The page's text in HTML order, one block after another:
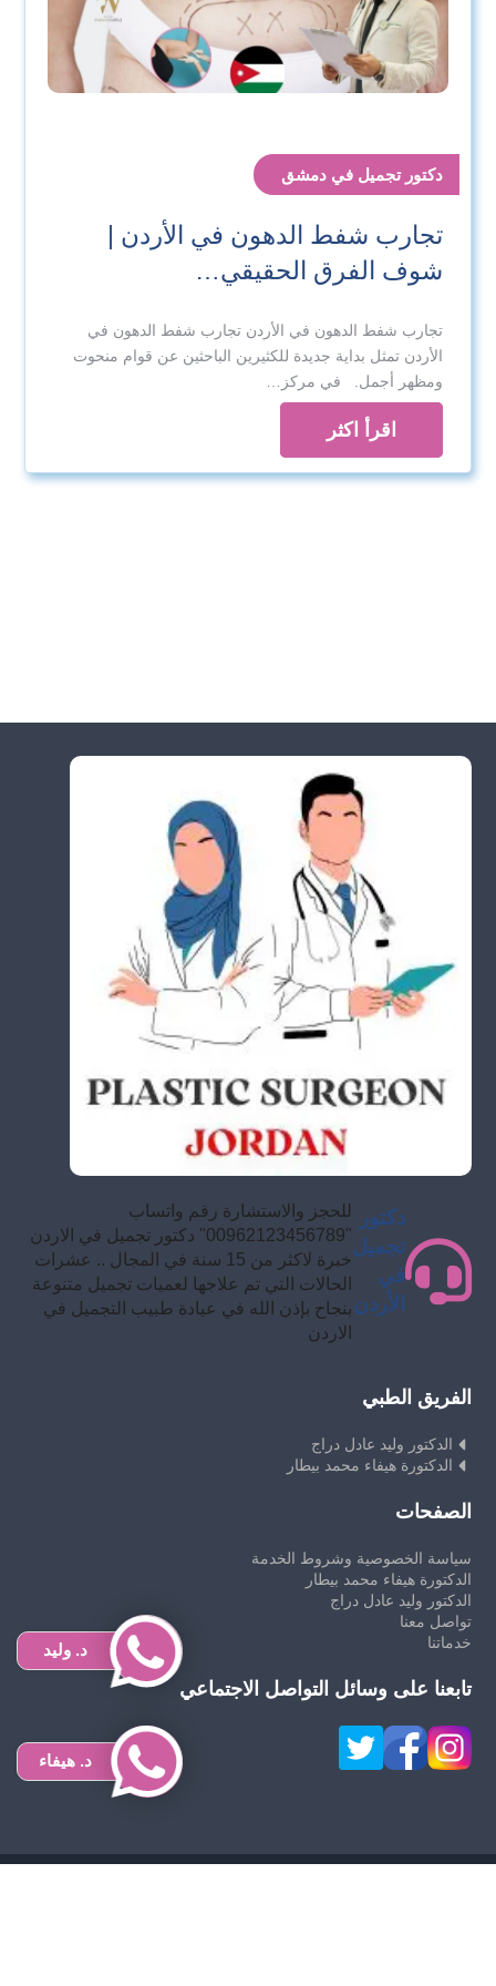
دكتور تجميل في دمشق
تجارب شفط الدهون في الأردن |
شوف الفرق الحقيقي…
تجارب شفط الدهون في الأردن تجارب شفط الدهون في
الأردن تمثل بداية جديدة للكثيرين الباحثين عن قوام منحوت
ومظهر أجمل. في مركز…
اقرأ اكثر
دكتور
تجميل
في
الأردن
للحجز والاستشارة رقم واتساب
"00962123456789" دكتور تجميل في الاردن
خبرة لاكثر من 15 سنة في المجال .. عشرات
الحالات التي تم علاجها لعميات تجميل متنوعة
بنجاح بإذن الله في عيادة طبيب التجميل في
الاردن
الفريق الطبي
الدكتور وليد عادل دراج
الدكتورة هيفاء محمد بيطار
الصفحات
سياسة الخصوصية وشروط الخدمة
الدكتورة هيفاء محمد بيطار
الدكتور وليد عادل دراج
تواصل معنا
خدماتنا
تابعنا على وسائل التواصل الاجتماعي
د. وليد
د. هيفاء
لا توجد فروع خارج سوريا حاليًا، ونرحّب بالمرضى القادمين
من الأردن ومن باقي الدول العربية بعد تنسيق الموعد
مسبقًا.